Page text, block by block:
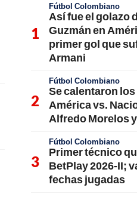
Fútbol Colombiano
Así fue el golazo
Guzmán en
primer gol que
Armani
Fútbol Colombiano
Se calentaron
América vs.
Alfredo Morelos
Fútbol Colombiano
Primer técnico
BetPlay 2026-II;
fechas jugadas